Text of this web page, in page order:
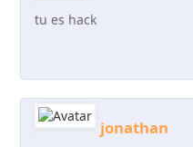
tu es hack
jonathan